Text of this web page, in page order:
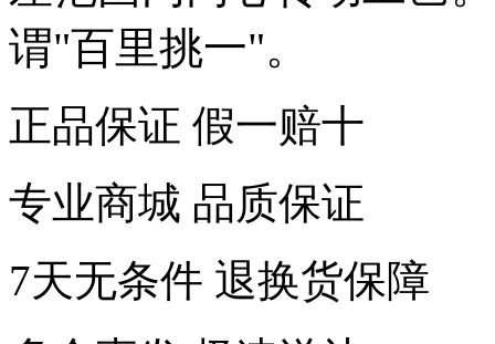
谓"百里挑一"。
正品保证 假一赔十
专业商城 品质保证
7天无条件 退换货保障